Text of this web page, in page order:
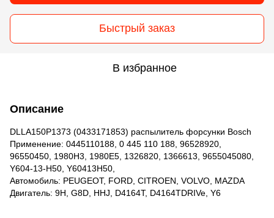
Быстрый заказ
В избранное
Описание
DLLA150P1373 (0433171853) распылитель форсунки Bosch
Применение: 0445110188, 0 445 110 188, 96528920,
96550450, 1980H3, 1980E5, 1326820, 1366613, 9655045080,
Y604-13-H50, Y60413H50,
Автомобиль: PEUGEOT, FORD, CITROEN, VOLVO, MAZDA
Двигатель: 9H, G8D, HHJ, D4164T, D4164TDRIVe, Y6